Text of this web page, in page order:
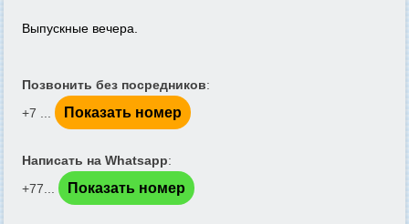
Выпускные вечера.
Позвонить без посредников:
+7 ...
Показать номер
Написать на Whatsapp:
+77...
Показать номер